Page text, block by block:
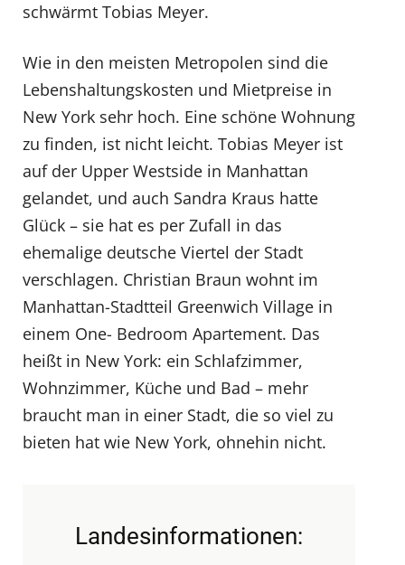
schwärmt Tobias Meyer.
Wie in den meisten Metropolen sind die
Lebenshaltungskosten und Mietpreise in
New York sehr hoch. Eine schöne Wohnung
zu finden, ist nicht leicht. Tobias Meyer ist
auf der Upper Westside in Manhattan
gelandet, und auch Sandra Kraus hatte
Glück – sie hat es per Zufall in das
ehemalige deutsche Viertel der Stadt
verschlagen. Christian Braun wohnt im
Manhattan-Stadtteil Greenwich Village in
einem One- Bedroom Apartement. Das
heißt in New York: ein Schlafzimmer,
Wohnzimmer, Küche und Bad – mehr
braucht man in einer Stadt, die so viel zu
bieten hat wie New York, ohnehin nicht.
Landesinformationen: